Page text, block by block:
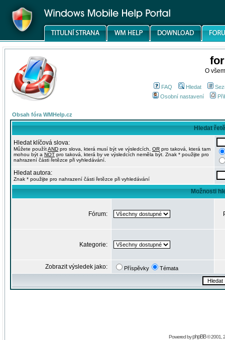
O
FAQ Hledat
Osobní nastavení
Obsah fóra WMHelp.cz
Hledat
Hledat klíčová slova:
Můžete použítAND pro slova, která musí být ve výsledcích, OR pro taková, která tam
mohou být a NOT pro taková, která by ve výsledcích neměla být. Znak * použijte pro
nahrazení části řetězce při vyhledávání.
Hledat autora:
Znak * použijte pro nahrazení části řetězce při vyhledávání
Možnosti
Fórum:
Kategorie:
Zobrazit výsledek jako: Příspěvky Témata
Powered byphpBB© 2001,